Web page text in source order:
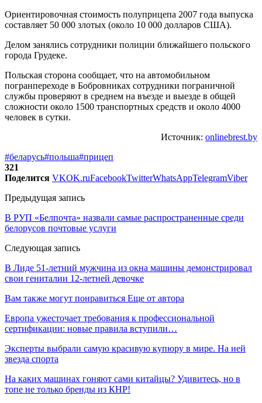
Ориентировочная стоимость полуприцепа 2007 года выпуска
составляет 50 000 злотых (около 10 000 долларов США).
Делом занялись сотрудники полиции ближайшего польского
города Грудеке.
Польская сторона сообщает, что на автомобильном
погранпереходе в Бобровниках сотрудники пограничной
службы проверяют в среднем на въезде и выезде в общей
сложности около 1500 транспортных средств и около 4000
человек в сутки.
Источник: onlinebrest.by
#беларусь#польша#прицеп
321
Поделится VKOK.ruFacebookTwitterWhatsAppTelegramViber
Предыдущая запись
В РУП «Белпочта» назвали самые распространенные среди
белорусов почтовые услуги
Следующая запись
В Лиде 51-летний мужчина из окна машины демонстрировал
свои гениталии 12-летней девочке
Вам также могут понравиться Еще от автора
Европа ужесточает требования к профессиональной
сертификации: новые правила вступили…
Эксперты выбрали самую красивую купюру в мире. На ней
звезда спорта
На каких машинах гоняют сами китайцы? Удивитесь, но в
топе не только бренды из КНР!